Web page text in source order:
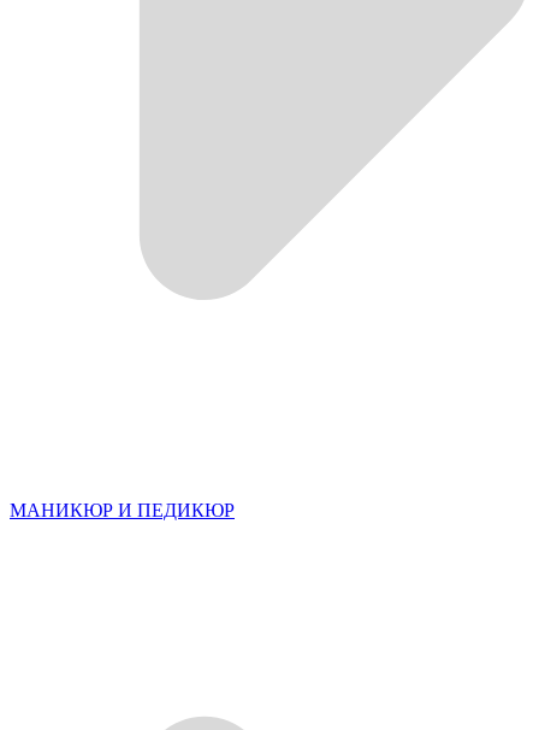
МАНИКЮР И ПЕДИКЮР